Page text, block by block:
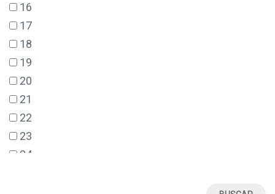
16
17
18
19
20
21
22
23
24